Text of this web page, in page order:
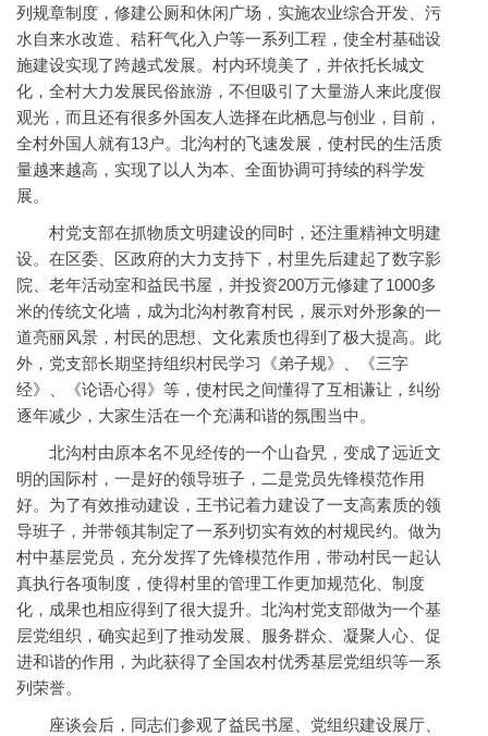
列规章制度，修建公厕和休闲广场，实施农业综合开发、污
水自来水改造、秸秆气化入户等一系列工程，使全村基础设
施建设实现了跨越式发展。村内环境美了，并依托长城文
化，全村大力发展民俗旅游，不但吸引了大量游人来此度假
观光，而且还有很多外国友人选择在此栖息与创业，目前，
全村外国人就有13户。北沟村的飞速发展，使村民的生活质
量越来越高，实现了以人为本、全面协调可持续的科学发
展。
村党支部在抓物质文明建设的同时，还注重精神文明建
设。在区委、区政府的大力支持下，村里先后建起了数字影
院、老年活动室和益民书屋，并投资200万元修建了1000多
米的传统文化墙，成为北沟村教育村民，展示对外形象的一
道亮丽风景，村民的思想、文化素质也得到了极大提高。此
外，党支部长期坚持组织村民学习《弟子规》、《三字
经》、《论语心得》等，使村民之间懂得了互相谦让，纠纷
逐年减少，大家生活在一个充满和谐的氛围当中。
北沟村由原本名不见经传的一个山旮旯，变成了远近文
明的国际村，一是好的领导班子，二是党员先锋模范作用
好。为了有效推动建设，王书记着力建设了一支高素质的领
导班子，并带领其制定了一系列切实有效的村规民约。做为
村中基层党员，充分发挥了先锋模范作用，带动村民一起认
真执行各项制度，使得村里的管理工作更加规范化、制度
化，成果也相应得到了很大提升。北沟村党支部做为一个基
层党组织，确实起到了推动发展、服务群众、凝聚人心、促
进和谐的作用，为此获得了全国农村优秀基层党组织等一系
列荣誉。
座谈会后，同志们参观了益民书屋、党组织建设展厅、